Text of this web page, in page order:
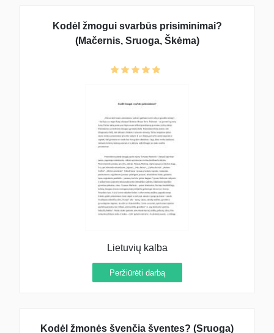
Kodėl žmogui svarbūs prisiminimai?
(Mačernis, Sruoga, Škėma)
Lietuvių kalba
Peržiūrėti darbą
Kodėl žmonės švenčia šventes? (Sruoga)